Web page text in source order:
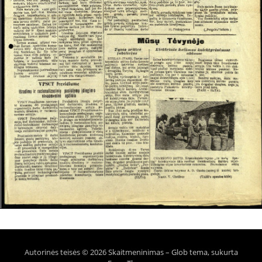
Autorinės teisės © 2026 Skaitmeninimas– Glob tema, sukurta